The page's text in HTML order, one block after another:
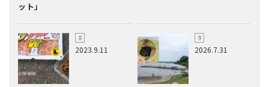
ット」
2023.9.11 2026.7.31